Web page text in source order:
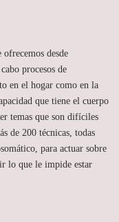
desde
procesos de
en el hogar como en la
que tiene el cuerpo
temas que son difíciles
de 200 técnicas, todas
para actuar sobre
lo que le impide estar